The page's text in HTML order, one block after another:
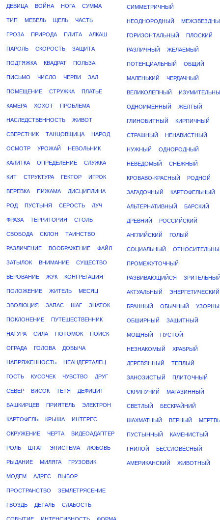
ДЕВИЦА ВОЙНА НОГА СУММА
ТИП МЕБЕЛЬ ЩЕЛЬ ЧАСТЬ
ГРОЗА ПРИРОДА ПЛИТА АЛКАШ
ПАРОЛЬ СКОРОСТЬ ЗАЩИТА
ПОДТЯЖКА КВАДРАТ ПОЛЬЗА
ПИСЬМО ЧИСЛО ЧЕРВИ ЗАЛ
ПОМЕЩЕНИЕ СТРУЖКА ПЛАТЬЕ
КАМЕРА ХОХОТ ПРОБЛЕМА
НАСЛЕДСТВЕННОСТЬ ЖИВОТ
СВЕРСТНИК ТАНЦОВЩИЦА НАРОД
ОСМОТР УРОЖАЙ НЕВОЛЬНИК
КАЛИТКА ОПРЕДЕЛЕНИЕ СЛУЖКА
КИТ СТРУКТУРА ГЕКТОР ИГРОК
ВЕРЕВКА ПИЖАМА ДИСЦИПЛИНА
РОД ПУСТЫНЯ СЕРОСТЬ ЛУЧ
ФРАЗА ТЕРРИТОРИЯ СТОЛБ
СВОБОДА СКЛОН ТАИНСТВО
РАЗЛИЧЕНИЕ ВООБРАЖЕНИЕ ФАЙЛ
ЗАТЫЛОК ВНИМАНИЕ СУЩЕСТВО
ВЕРОВАНИЕ ЖУК КОНГРЕГАЦИЯ
ПОЛОЖЕНИЕ ЖИТЕЛЬ МЕСЯЦ
ЭВОЛЮЦИЯ ЗАПАС ШАГ ЗНАТОК
ПОКЛОНЕНИЕ ПУТЕШЕСТВЕННИК
НАТУРА СИЛА ПОТОМОК ПОИСК
ОГРАДА ГОЛОВА ДОБЫЧА
НАПРЯЖЕННОСТЬ НЕАНДЕРТАЛЕЦ
ГОСТЬ КУСОЧЕК ЧУВСТВО ДРУГ
СЕВЕР ВИСОК ТЕТЯ ДЕФИЦИТ
БАШКИРЦЕВ ПРИЯТЕЛЬ ЭЛЕКТРОН
КАРТОФЕЛЬ КРЫША ИНТЕРЕС
ОКРУЖЕНИЕ ЧЕРТА ВИДЕОАДАПТЕР
РОЛЬ ШТАТ ЭПИСТЕМА ЛЮБОВЬ
РЫДАНИЕ МИЛЯГА ГРУЗОВИК
МОДЕМ АДРЕС ВЫБОР
ПРОСТРАНСТВО ЗЕМЛЕТРЯСЕНИЕ
ГВОЗДЬ ДЕТАЛЬ СЛАБОСТЬ
СИММЕТРИЧНЫЙ
НЕОДНОРОДНЫЙ
ГОРИЗОНТАЛЬНЫЙ ПЛОСКИЙ
РАЗЛИЧНЫЙ ЖЕЛАЕМЫЙ
ПОТЕНЦИАЛЬНЫЙ ОБЩИЙ
МАЛЕНЬКИЙ ЧЕРДАЧНЫЙ
ВЕЛИКОЛЕПНЫЙ
ОДНОИМЕННЫЙ ЖЕЛТЫЙ
ГЛИНОБИТНЫЙ КИРПИЧНЫЙ
СТРАШНЫЙ НЕНАВИСТНЫЙ
НУЖНЫЙ ОДНОРОДНЫЙ
НЕВЕДОМЫЙ СНЕЖНЫЙ
КРОВАВО-КРАСНЫЙ РОДНОЙ
ЗАГАДОЧНЫЙ КАРТОФЕЛЬНЫЙ
АЛЬТЕРНАТИВНЫЙ БАРСКИЙ
ДРЕВНИЙ РОССИЙСКИЙ
АНГЛИЙСКИЙ ГОЛЫЙ
СОЦИАЛЬНЫЙ
ПРОМЕЖУТОЧНЫЙ
РАЗВИВАЮЩИЙСЯ
АКТУАЛЬНЫЙ ЭНЕРГЕТИЧЕСКИЙ
БРАННЫЙ ОБЫЧНЫЙ
ОБШИРНЫЙ ЗАЩИТНЫЙ
МОЩНЫЙ ПУСТОЙ
НЕЗНАКОМЫЙ ХРАБРЫЙ
ДЕРЕВЯННЫЙ ТЕПЛЫЙ
ЗАНОЗИСТЫЙ ПЛИТОЧНЫЙ
СКРИПУЧИЙ МАГАЗИННЫЙ
СВЕТЛЫЙ БЕСКРАЙНИЙ
ШАХМАТНЫЙ ВЕРНЫЙ
ПУСТЫННЫЙ КАМЕНИСТЫЙ
ГНИЛОЙ БЕССЛОВЕСНЫЙ
АМЕРИКАНСКИЙ ЖИВОТНЫЙ